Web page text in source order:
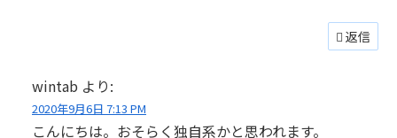
返信
wintab より:
2020年9月6日 7:13 PM
こんにちは。おそらく独自系かと思われます。